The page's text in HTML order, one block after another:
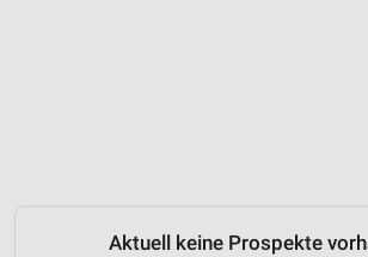
Aktuell keine Prospekte